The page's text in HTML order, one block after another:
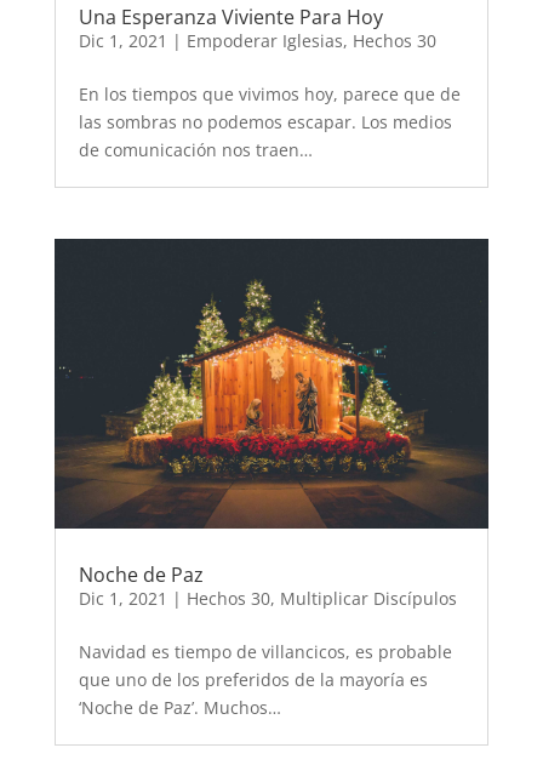
Una Esperanza Viviente Para Hoy
Dic 1, 2021 | Empoderar Iglesias, Hechos 30
En los tiempos que vivimos hoy, parece que de
las sombras no podemos escapar. Los medios
de comunicación nos traen…
Noche de Paz
Dic 1, 2021 | Hechos 30, Multiplicar Discípulos
Navidad es tiempo de villancicos, es probable
que uno de los preferidos de la mayoría es
‘Noche de Paz’. Muchos…